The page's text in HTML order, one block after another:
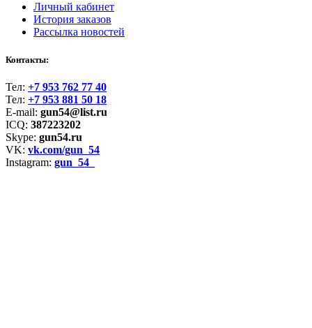
Личный кабинет
История заказов
Рассылка новостей
Контакты:
Тел: +7 953 762 77 40
Тел: +7 953 881 50 18
E-mail: gun54@list.ru
ICQ: 387223202
Skype: gun54.ru
VK: vk.com/gun_54
Instagram: gun_54_